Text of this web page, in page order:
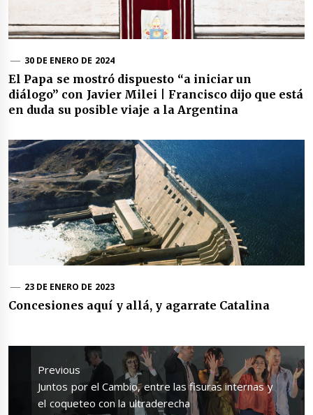
30 DE ENERO DE 2024
El Papa se mostró dispuesto “a iniciar un
diálogo” con Javier Milei | Francisco dijo que está
en duda su posible viaje a la Argentina
23 DE ENERO DE 2023
Concesiones aquí y allá, y agarrate Catalina
Navegación
entradas
Previous
Previous
post:
Juntos por el Cambio, entre las fisuras internas y
el coqueteo con la ultraderecha